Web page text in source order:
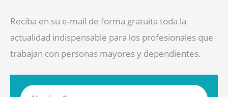
Reciba en su e-mail de forma gratuita toda la
actualidad indispensable para los profesionales que
trabajan con personas mayores y dependientes.